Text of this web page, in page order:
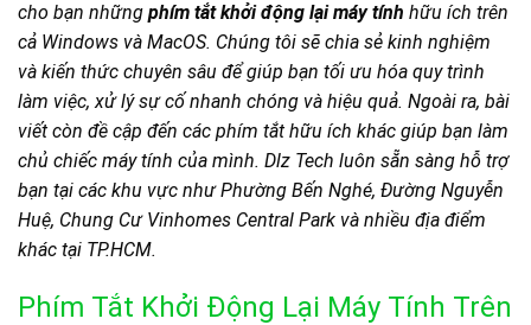
cho bạn những phím tắt khởi động lại máy tính hữu ích trên
cả Windows và MacOS. Chúng tôi sẽ chia sẻ kinh nghiệm
và kiến thức chuyên sâu để giúp bạn tối ưu hóa quy trình
làm việc, xử lý sự cố nhanh chóng và hiệu quả. Ngoài ra, bài
viết còn đề cập đến các phím tắt hữu ích khác giúp bạn làm
chủ chiếc máy tính của mình. Dlz Tech luôn sẵn sàng hỗ trợ
bạn tại các khu vực như Phường Bến Nghé, Đường Nguyễn
Huệ, Chung Cư Vinhomes Central Park và nhiều địa điểm
khác tại TP.HCM.
Phím Tắt Khởi Động Lại Máy Tính Trên